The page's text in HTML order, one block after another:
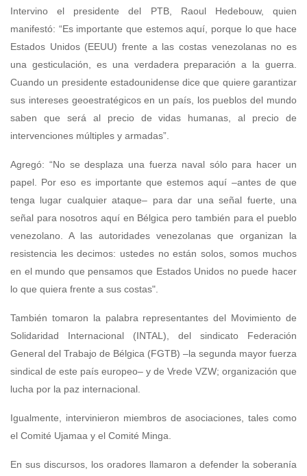
Intervino el presidente del PTB, Raoul Hedebouw, quien
manifestó: “Es importante que estemos aquí, porque lo que hace
Estados Unidos (EEUU) frente a las costas venezolanas no es
una gesticulación, es una verdadera preparación a la guerra.
Cuando un presidente estadounidense dice que quiere garantizar
sus intereses geoestratégicos en un país, los pueblos del mundo
saben que será al precio de vidas humanas, al precio de
intervenciones múltiples y armadas”.
Agregó: “No se desplaza una fuerza naval sólo para hacer un
papel. Por eso es importante que estemos aquí –antes de que
tenga lugar cualquier ataque– para dar una señal fuerte, una
señal para nosotros aquí en Bélgica pero también para el pueblo
venezolano. A las autoridades venezolanas que organizan la
resistencia les decimos: ustedes no están solos, somos muchos
en el mundo que pensamos que Estados Unidos no puede hacer
lo que quiera frente a sus costas".
También tomaron la palabra representantes del Movimiento de
Solidaridad Internacional (INTAL), del sindicato Federación
General del Trabajo de Bélgica (FGTB) –la segunda mayor fuerza
sindical de este país europeo– y de Vrede VZW; organización que
lucha por la paz internacional.
Igualmente, intervinieron miembros de asociaciones, tales como
el Comité Ujamaa y el Comité Minga.
En sus discursos, los oradores llamaron a defender la soberanía